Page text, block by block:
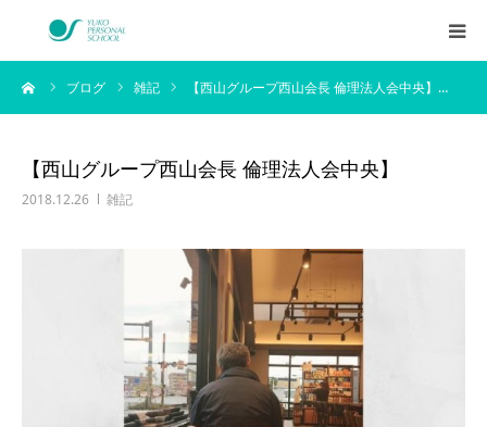
ブログ 雑記 【西山グループ西山会長 倫理法人会中央】…
【西山グループ西山会長 倫理法人会中央】
2018.12.26 雑記
西村侑剛プロフィール
アイテム
お客様の声